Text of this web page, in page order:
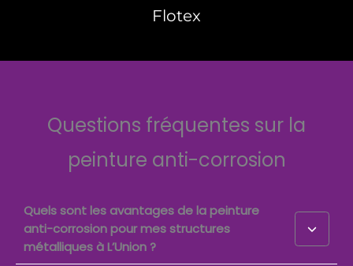
Flotex
Questions fréquentes sur la
peinture anti-corrosion
Quels sont les avantages de la peinture
anti-corrosion pour mes structures
métalliques à L’Union ?